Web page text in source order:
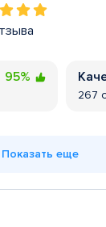
95%
267
Показать еще